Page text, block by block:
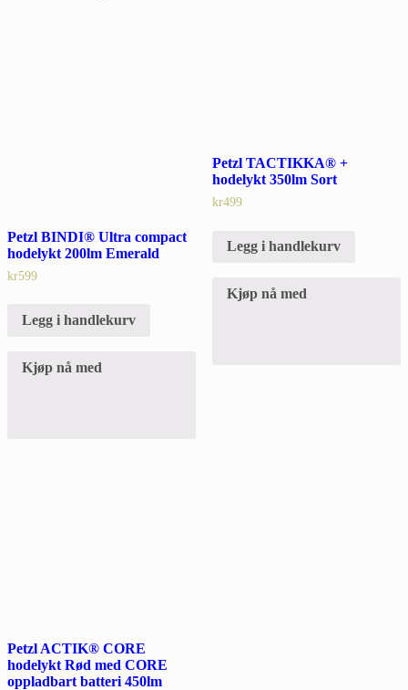
Petzl BINDI® Ultra compact
hodelykt 200lm Emerald
kr599
Legg i handlekurv
Kjøp nå med
Petzl TACTIKKA® +
hodelykt 350lm Sort
kr499
Legg i handlekurv
Kjøp nå med
Petzl ACTIK® CORE
hodelykt Rød med CORE
oppladbart batteri 450lm